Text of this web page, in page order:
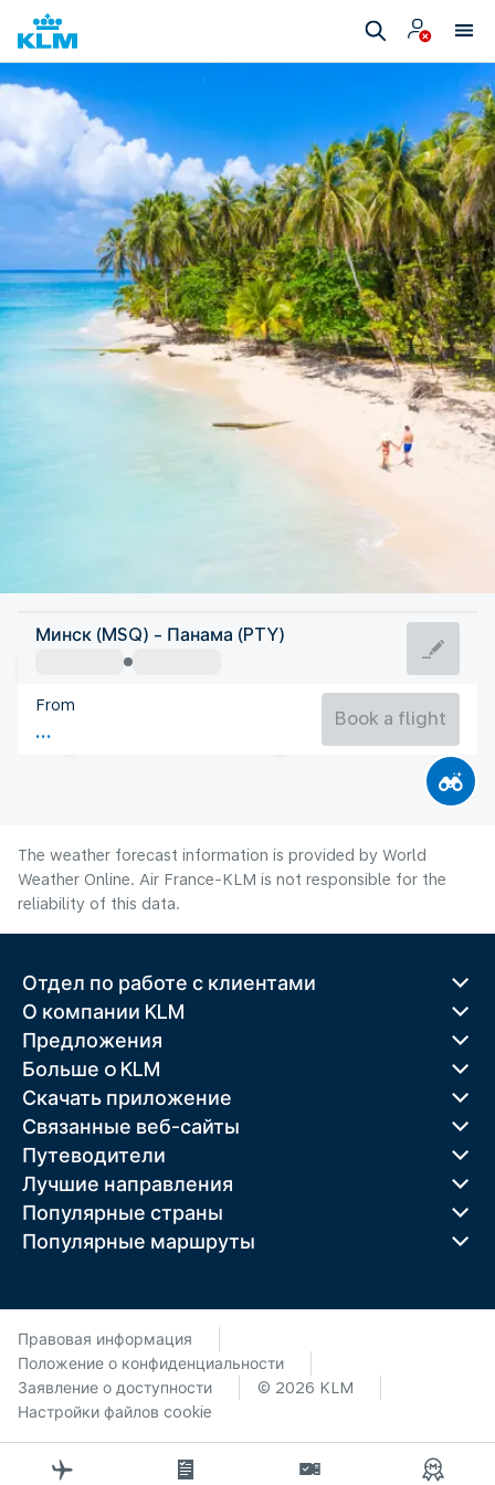
Panama
Panama City
Panama
Flight time
Минск (MSQ) - Панама (PTY)
From
Book a flight
The weather forecast information is provided by World
Weather Online. Air France-KLM is not responsible for the
reliability of this data.
Отдел по работе с клиентами
О компании KLM
Предложения
Больше o KLM
Скачать приложение
Связанные веб-сайты
Путеводители
Лучшие направления
Популярные страны
Популярные маршруты
Правовая информация
Положение о конфиденциальности
Заявление о доступности
© 2026 KLM
Настройки файлов cookie